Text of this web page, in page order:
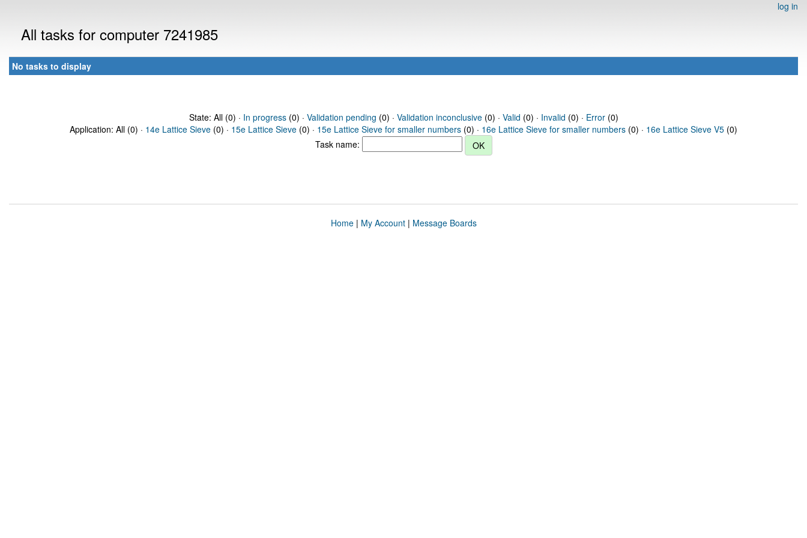
log in
All tasks for computer 7241985
No tasks to display
State: All (0) · In progress(0) · Validation pending (0) · Validation inconclusive(0) · Valid (0) · Invalid (0) · Error(0)
Application: All (0) · 14e Lattice Sieve (0) · 15e Lattice Sieve (0) · 15e Lattice Sieve for smaller numbers (0) · 16e Lattice Sieve for smaller numbers (0) · 16e Lattice Sieve V5 (0)
Task name:
Home| My Account| Message Boards